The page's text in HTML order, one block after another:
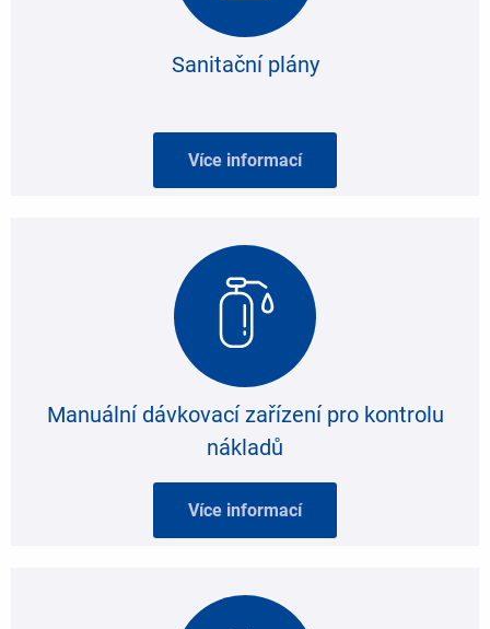
Sanitační plány
Více informací
Manuální dávkovací zařízení pro kontrolu
nákladů
Více informací